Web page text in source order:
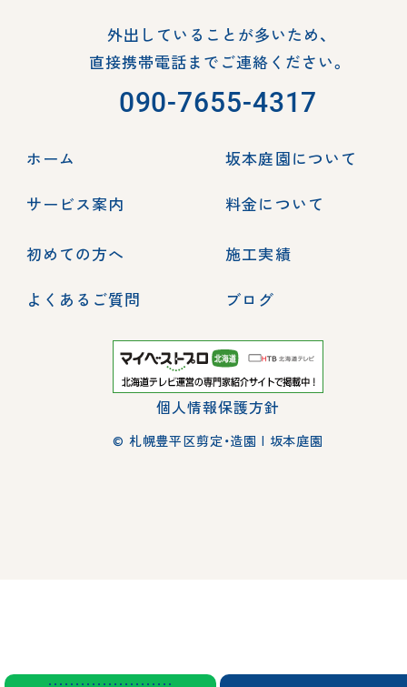
外出していることが多いため、
直接携帯電話までご連絡ください。
090-7655-4317
ホーム
坂本庭園について
サービス案内
料金について
初めての方へ
施工実績
よくあるご質問
ブログ
個人情報保護方針
© 札幌豊平区剪定・造園 | 坂本庭園